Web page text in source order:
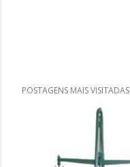
POSTAGENS MAIS VISITADAS